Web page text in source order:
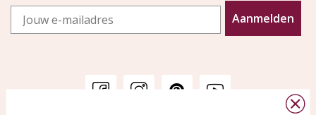
Email
Aanmelden